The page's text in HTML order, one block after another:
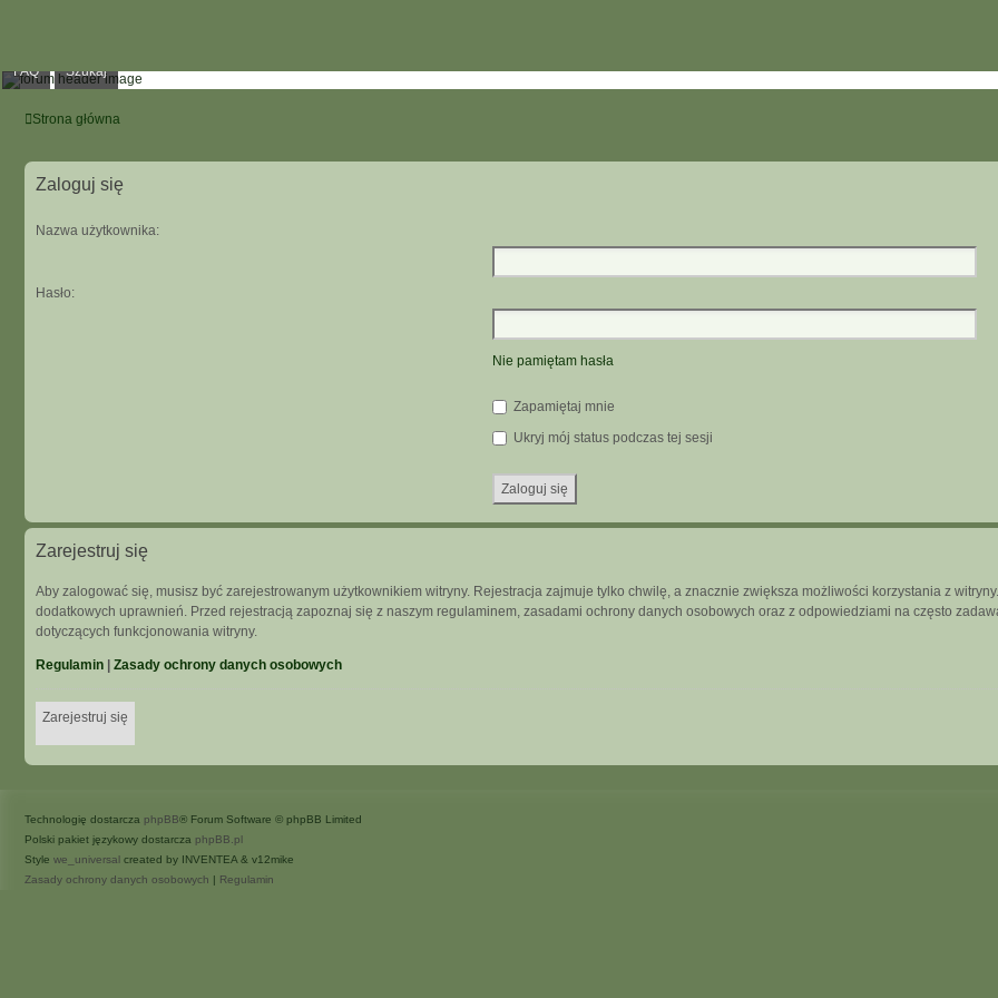
FAQ Szukaj
Strona główna
Zaloguj się
Nazwa użytkownika:
Hasło:
Nie pamiętam hasła
Zapamiętaj mnie
Ukryj mój status podczas tej sesji
Zarejestruj się
Aby zalogować się, musisz być zarejestrowanym użytkownikiem witryny. Rejestracja zajmuje tylko chwilę, a znacznie zwiększa możliwości korzystania z
dodatkowych uprawnień. Przed rejestracją zapoznaj się z naszym regulaminem, zasadami ochrony danych osobowych oraz z odpowiedziami na często
dotyczących funkcjonowania witryny.
Regulamin Zasady ochrony danych osobowych
Zarejestruj się
Technologię dostarcza phpBB® Forum Software © phpBB Limited
Polski pakiet językowy dostarcza phpBB.pl
Style we_universal created by INVENTEA & v12mike
Zasady ochrony danych osobowych | Regulamin